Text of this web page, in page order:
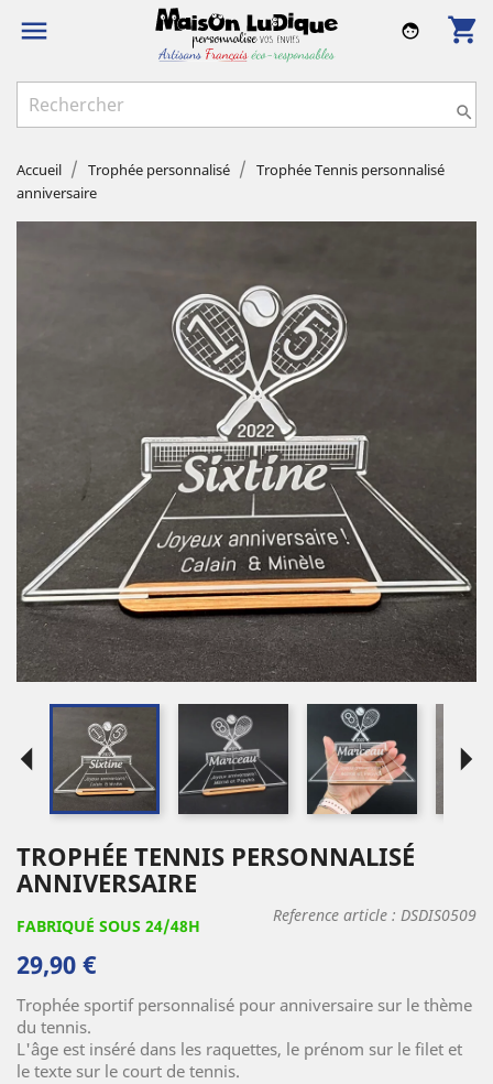
 shopping_cart
face

Accueil Trophée personnalisé
Trophée Tennis personnalisé
anniversaire
arrow_left arrow_right
TROPHÉE TENNIS PERSONNALISÉ
ANNIVERSAIRE
FABRIQUÉ SOUS 24/48H
Reference article : DSDIS0509
29,90 €
Trophée sportif personnalisé pour anniversaire sur le thème
du tennis.
L'âge est inséré dans les raquettes, le prénom sur le filet et
le texte sur le court de tennis.